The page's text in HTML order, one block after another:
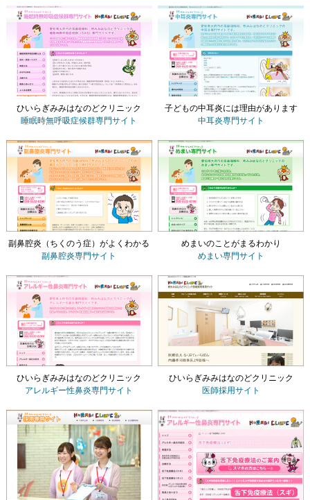
ひいらぎみみはなのどクリニック
睡眠時無呼吸症候群専門サイト
子どもの中耳炎には理由があります
中耳炎専門サイト
副鼻腔炎（ちくのう症）がよくわかる
副鼻腔炎専門サイト
めまいのことがまるわかり
めまい専門サイト
ひいらぎみみはなのどクリニック
アレルギー性鼻炎専門サイト
ひいらぎみみはなのどクリニック
医師採用サイト